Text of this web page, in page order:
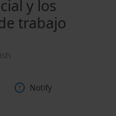
y los
trabajo
Notify